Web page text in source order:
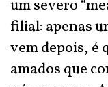
um severo
filial: apenas
vem depois, é
amados que